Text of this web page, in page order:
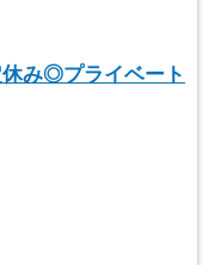
休み◎プライベート